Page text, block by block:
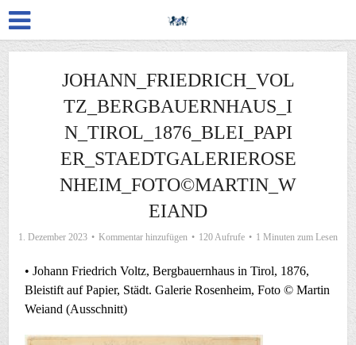
JOHANN_FRIEDRICH_VOL
TZ_BERGBAUERNHAUS_I
N_TIROL_1876_BLEI_PAPI
ER_STAEDTGALERIEROSE
NHEIM_FOTO©MARTIN_W
EIAND
1. Dezember 2023 Kommentar hinzufügen 120 Aufrufe 1 Minuten zum Lesen
• Johann Friedrich Voltz, Bergbauernhaus in Tirol, 1876,
Bleistift auf Papier, Städt. Galerie Rosenheim, Foto © Martin
Weiand (Ausschnitt)